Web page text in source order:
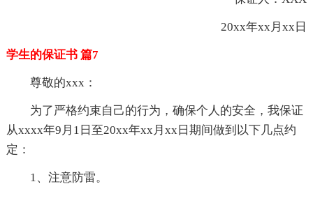
20xx年xx月xx日
学生的保证书 篇7
尊敬的xxx：
为了严格约束自己的行为，确保个人的安全，我保证
从xxxx年9月1日至20xx年xx月xx日期间做到以下几点约
定：
1、注意防雷。